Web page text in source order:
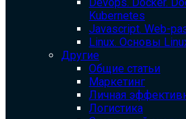
Kubernetes
Javascript. Web-
Linux. Основы
Другие
Общие статьи
Маркетинг
Личная
Логистика